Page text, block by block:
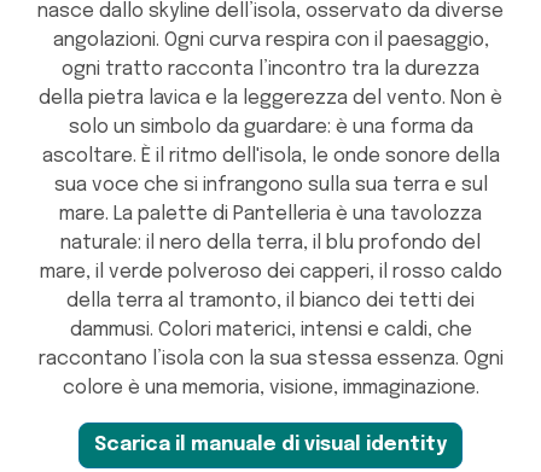
nasce dallo skyline dell’isola, osservato da diverse
angolazioni. Ogni curva respira con il paesaggio,
ogni tratto racconta l’incontro tra la durezza
della pietra lavica e la leggerezza del vento. Non è
solo un simbolo da guardare: è una forma da
ascoltare. È il ritmo dell'isola, le onde sonore della
sua voce che si infrangono sulla sua terra e sul
mare. La palette di Pantelleria è una tavolozza
naturale: il nero della terra, il blu profondo del
mare, il verde polveroso dei capperi, il rosso caldo
della terra al tramonto, il bianco dei tetti dei
dammusi. Colori materici, intensi e caldi, che
raccontano l’isola con la sua stessa essenza. Ogni
colore è una memoria, visione, immaginazione.
Scarica il manuale di visual identity